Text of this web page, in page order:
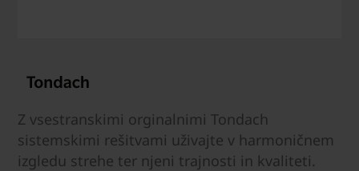
Z vsestranskimi orginalnimi Tondach
sistemskimi rešitvami uživajte v harmoničnem
izgledu strehe ter njeni trajnosti in kvaliteti.